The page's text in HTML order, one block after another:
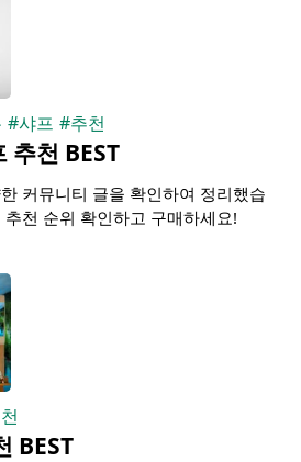
#샤프 #추천
추천 BEST
커뮤니티 글을 확인하여 정리했습
천 순위 확인하고 구매하세요!
BEST